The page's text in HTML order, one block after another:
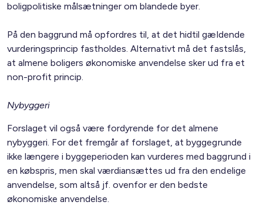
boligpolitiske målsætninger om blandede byer.
På den baggrund må opfordres til, at det hidtil gældende
vurderingsprincip fastholdes. Alternativt må det fastslås,
at almene boligers økonomiske anvendelse sker ud fra et
non-profit princip.
Nybyggeri
Forslaget vil også være fordyrende for det almene
nybyggeri. For det fremgår af forslaget, at byggegrunde
ikke længere i byggeperioden kan vurderes med baggrund i
en købspris, men skal værdiansættes ud fra den endelige
anvendelse, som altså jf. ovenfor er den bedste
økonomiske anvendelse.